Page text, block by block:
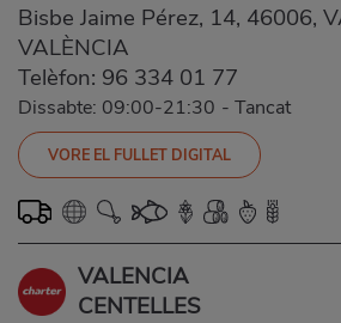
Bisbe Jaime Pérez, 14, 46006,
VALÈNCIA
Telèfon: 96 334 01 77
Dissabte: 09:00-21:30 - Tancat
VORE EL FULLET DIGITAL
VALENCIA
CENTELLES